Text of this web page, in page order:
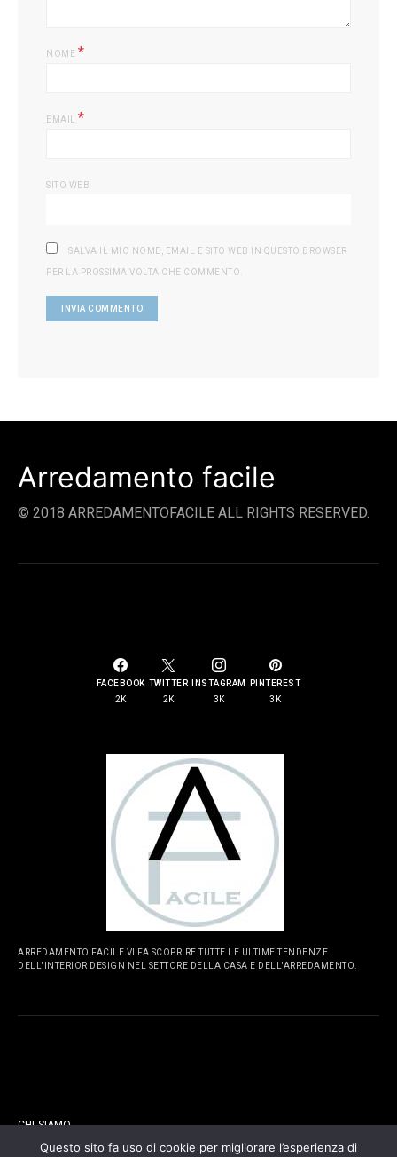
NOME *
EMAIL *
SITO WEB
SALVA IL MIO NOME, EMAIL E SITO WEB IN QUESTO BROWSER
PER LA PROSSIMA VOLTA CHE COMMENTO.
Arredamento facile
© 2018 ARREDAMENTOFACILE ALL RIGHTS RESERVED.
FACEBOOK
2K
TWITTER
2K
INSTAGRAM
3K
PINTEREST
3K
ARREDAMENTO FACILE VI FA SCOPRIRE TUTTE LE ULTIME TENDENZE
DELL'INTERIOR DESIGN NEL SETTORE DELLA CASA E DELL'ARREDAMENTO.
CHI SIAMO
Questo sito fa uso di cookie per migliorare l’esperienza di